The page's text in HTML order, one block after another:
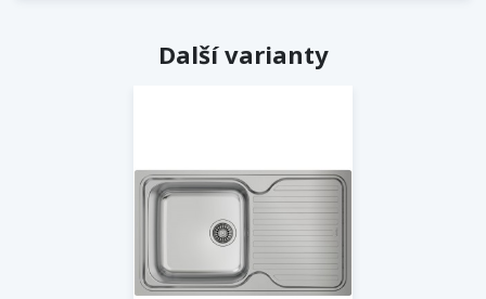
Další varianty